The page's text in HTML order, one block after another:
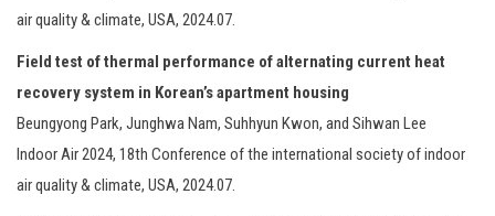
air quality & climate, USA, 2024.07.
Field test of thermal performance of alternating current heat
recovery system in Korean’s apartment housing
Beungyong Park, Junghwa Nam, Suhhyun Kwon, and Sihwan Lee
Indoor Air 2024, 18th Conference of the international society of indoor
air quality & climate, USA, 2024.07.